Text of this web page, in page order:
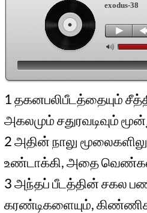
exodus-38
1தகனபலிபீடத்தையும்
அகலமும் சதுரவடிவும்
2அதின் நாலு
உண்டாக்கி, அதை
3அந்தப் பீடத்தின் சகல
கரண்டிகளையும்,